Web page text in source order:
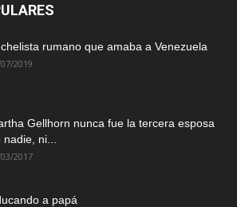
rumano que amaba a Venezuela
2019
Gellhorn nunca fue la tercera esposa
nadie, ni...
2017
a papá